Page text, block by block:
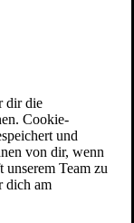
dir die
Cookie-
und
von dir, wenn
unserem Team zu
dich am